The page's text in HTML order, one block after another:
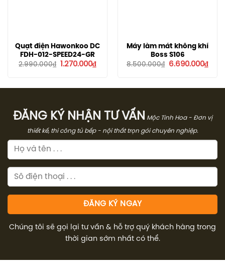
Quạt điện Hawonkoo DC
FDH-012-SPEED24-GR
2.990.000₫ Giá
1.270.000₫Giá
1.270.000₫.
Máy làm mát không khí
Boss S106
8.500.000₫
Giá
6.690.000₫Giá
ĐĂNG KÝ NHẬN TƯ VẤN
Mộc Tinh Hoa - Đơn vị
thiết kế, thi công tủ bếp - nội thất trọn gói chuyên nghiệp.
Chúng tôi sẽ gọi lại tư vấn & hỗ trợ quý khách hàng trong
thời gian sớm nhất có thể.